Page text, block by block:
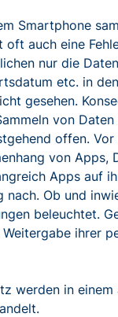
Smartphone
auch eine
nur die
etc. in
gesehen.
von
offen.
von Apps,
Apps auf
Ob und
beleuchtet.
ihrer
werden in